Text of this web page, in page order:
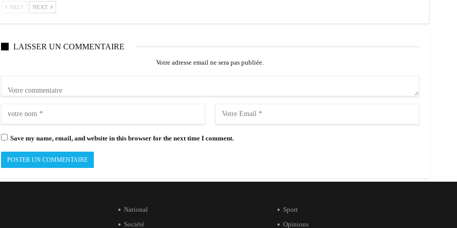
PREV NEXT
LAISSER UN COMMENTAIRE
Votre adresse email ne sera pas publiée.
Save my name, email, and website in this browser for the next time I comment.
National
Société
Sport
Opinions